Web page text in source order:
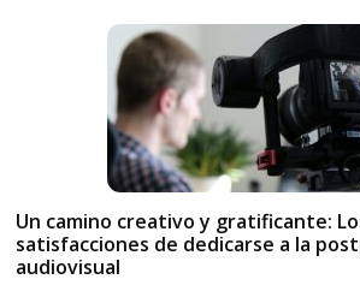
Un camino creativo y gratificante:
satisfacciones de dedicarse a la
audiovisual